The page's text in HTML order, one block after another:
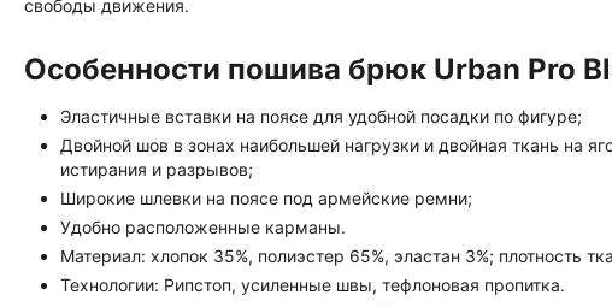
свободы движения.
Особенности пошива брюк Urban Pro
Эластичные вставки на поясе для удобной посадки по фигуре;
Двойной шов в зонах наибольшей нагрузки и двойная ткань на
истирания и разрывов;
Широкие шлевки на поясе под армейские ремни;
Удобно расположенные карманы.
Материал: хлопок 35%, полиэстер 65%, эластан 3%; плотность
Технологии: Рипстоп, усиленные швы, тефлоновая пропитка.